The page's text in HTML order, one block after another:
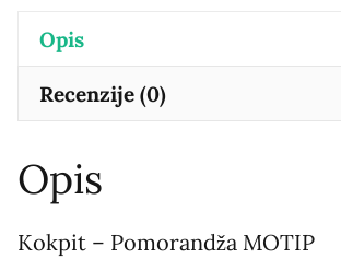
Opis
Recenzije (0)
Opis
Kokpit – Pomorandža MOTIP